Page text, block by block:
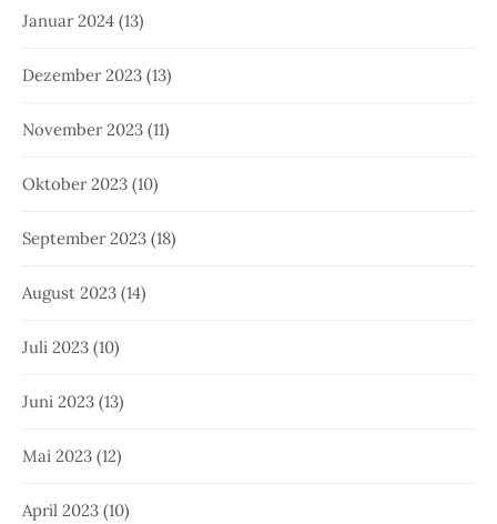
Januar 2024 (13)
Dezember 2023 (13)
November 2023 (11)
Oktober 2023 (10)
September 2023 (18)
August 2023 (14)
Juli 2023 (10)
Juni 2023 (13)
Mai 2023 (12)
April 2023 (10)